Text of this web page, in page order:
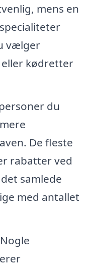
mens en
vælger
kødretter
du
De fleste
rabatter ved
samlede
med antallet
Nogle